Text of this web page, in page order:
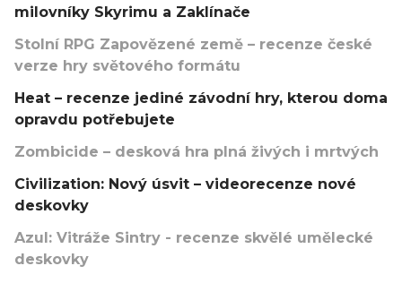
milovníky Skyrimu a Zaklínače
Stolní RPG Zapovězené země – recenze české
verze hry světového formátu
Heat – recenze jediné závodní hry, kterou doma
opravdu potřebujete
Zombicide – desková hra plná živých i mrtvých
Civilization: Nový úsvit – videorecenze nové
deskovky
Azul: Vitráže Sintry - recenze skvělé umělecké
deskovky